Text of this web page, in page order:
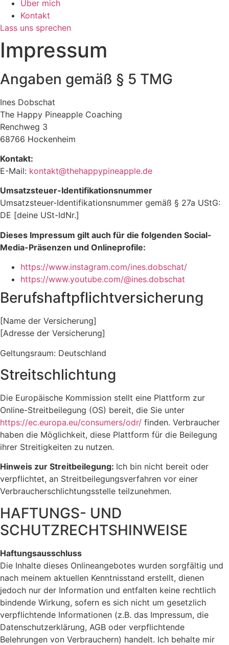
Über mich
Kontakt
Lass uns sprechen
Impressum
Angaben gemäß § 5 TMG
Ines Dobschat
The Happy Pineapple Coaching
Renchweg 3
68766 Hockenheim
Kontakt:
E-Mail: kontakt@thehappypineapple.de
Umsatzsteuer-Identifikationsnummer
Umsatzsteuer-Identifikationsnummer gemäß § 27a UStG:
DE [deine USt-IdNr.]
Dieses Impressum gilt auch für die folgenden Social-
Media-Präsenzen und Onlineprofile:
https://www.instagram.com/ines.dobschat/
https://www.youtube.com/@ines.dobschat
Berufshaftpflichtversicherung
[Name der Versicherung]
[Adresse der Versicherung]
Geltungsraum: Deutschland
Streitschlichtung
Die Europäische Kommission stellt eine Plattform zur
Online-Streitbeilegung (OS) bereit, die Sie unter
https://ec.europa.eu/consumers/odr/ finden. Verbraucher
haben die Möglichkeit, diese Plattform für die Beilegung
ihrer Streitigkeiten zu nutzen.
Hinweis zur Streitbeilegung: Ich bin nicht bereit oder
verpflichtet, an Streitbeilegungsverfahren vor einer
Verbraucherschlichtungsstelle teilzunehmen.
HAFTUNGS- UND
SCHUTZRECHTSHINWEISE
Haftungsausschluss
Die Inhalte dieses Onlineangebotes wurden sorgfältig und
nach meinem aktuellen Kenntnisstand erstellt, dienen
jedoch nur der Information und entfalten keine rechtlich
bindende Wirkung, sofern es sich nicht um gesetzlich
verpflichtende Informationen (z.B. das Impressum, die
Datenschutzerklärung, AGB oder verpflichtende
Belehrungen von Verbrauchern) handelt. Ich behalte mir